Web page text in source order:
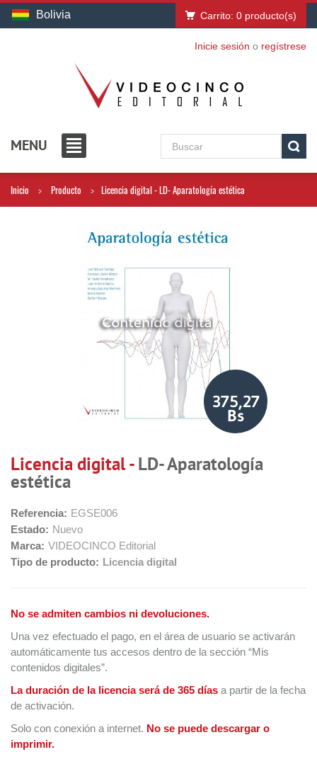
Bolivia Carrito: 0 producto(s)
Inicie sesión o regístrese
MENU
Inicio Producto Licencia digital - LD- Aparatología estética
375,27
Bs
Licencia digital -LD- Aparatología
estética
Referencia: EGSE006
Estado: Nuevo
Marca: VIDEOCINCO Editorial
Tipo de producto: Licencia digital
No se admiten cambios ni devoluciones.
Una vez efectuado el pago, en el área de usuario se activarán
automáticamente tus accesos dentro de la sección “Mis
contenidos digitales”.
La duración de la licencia será de 365 días a partir de la fecha
de activación.
Solo con conexión a internet. No se puede descargar o
imprimir.